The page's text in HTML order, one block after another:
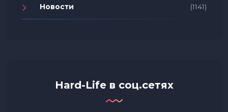
Новости (1141)
Hard-Life в соц.сетях